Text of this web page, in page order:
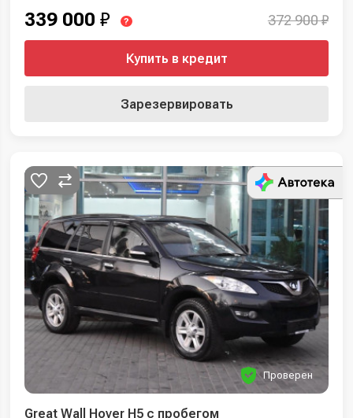
339 000 ₽ ? 372 900 ₽
Купить в кредит
Зарезервировать
Проверен
Great Wall Hover H5 с пробегом